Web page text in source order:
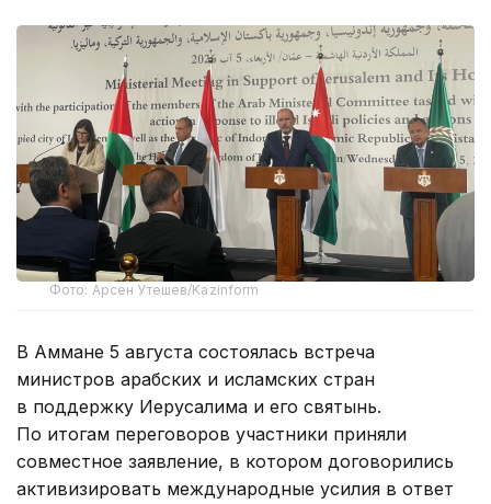
Фото: Арсен Утешев/Kazinform
В Аммане 5 августа состоялась встреча
министров арабских и исламских стран
в поддержку Иерусалима и его святынь.
По итогам переговоров участники приняли
совместное заявление, в котором договорились
активизировать международные усилия в ответ